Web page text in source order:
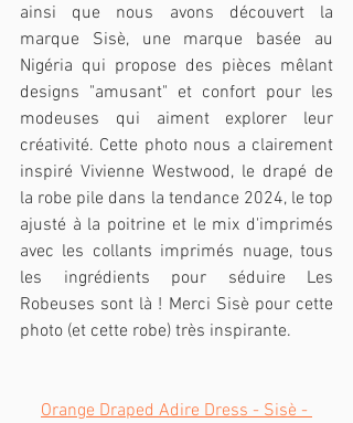
ainsi que nous avons découvert la
marque Sisè, une marque basée au
Nigéria qui propose des pièces mêlant
designs "amusant" et confort pour les
modeuses qui aiment explorer leur
créativité. Cette photo nous a clairement
inspiré Vivienne Westwood, le drapé de
la robe pile dans la tendance 2024, le top
ajusté à la poitrine et le mix d'imprimés
avec les collants imprimés nuage, tous
les ingrédients pour séduire Les
Robeuses sont là ! Merci Sisè pour cette
photo (et cette robe) très inspirante.
Orange Draped Adire Dress - Sisè -